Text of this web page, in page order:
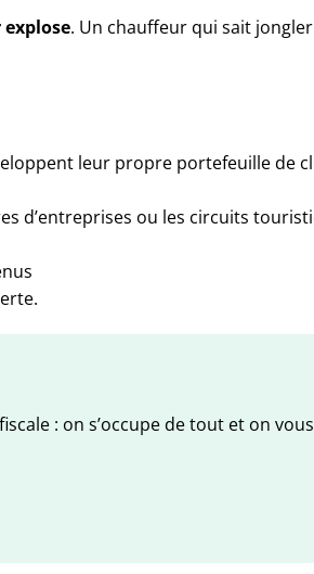
explose. Un chauffeur qui sait
leur propre portefeuille de
d’entreprises ou les circuits
: on s’occupe de tout et on vous